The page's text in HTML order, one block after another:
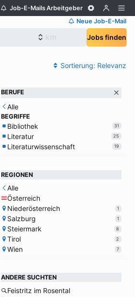
Job-E-MailsArbeitgeber
Neue Job-E-Mail
Jobs finden
Sortierung: Relevanz
BERUFE
Alle
BEGRIFFE
Bibliothek 31
Literatur 25
Literaturwissenschaft 19
REGIONEN
Alle
Österreich
Niederösterreich
1
Salzburg 1
Steiermark 8
Tirol 2
Wien 7
ANDERE SUCHTEN
Feistritz im Rosental